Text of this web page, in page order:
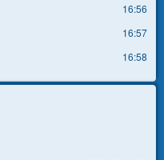
16:56
16:57
16:58